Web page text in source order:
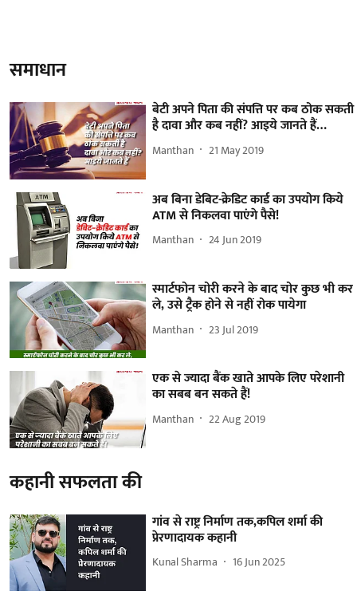
समाधान
बेटी अपने पिता की संपत्ति पर कब ठोक सकती
है दावा और कब नहीं? आइये जानते हैं…
Manthan 21 May 2019
अब बिना डेबिट-क्रेडिट कार्ड का उपयोग किये
ATM से निकलवा पाएंगे पैसे!
Manthan 24 Jun 2019
स्मार्टफोन चोरी करने के बाद चोर कुछ भी कर
ले, उसे ट्रैक होने से नहीं रोक पायेगा
Manthan 23 Jul 2019
एक से ज्यादा बैंक खाते आपके लिए परेशानी
का सबब बन सकते हैं!
Manthan 22 Aug 2019
कहानी सफलता की
गांव से राष्ट्र निर्माण तक,कपिल शर्मा की
प्रेरणादायक कहानी
Kunal Sharma 16 Jun 2025